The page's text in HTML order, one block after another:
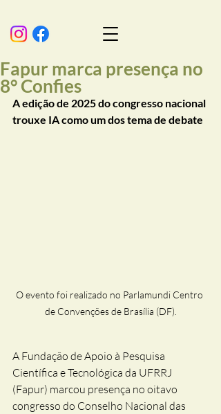
Fapur marca presença no
8° Confies
A edição de 2025 do congresso nacional
trouxe IA como um dos tema de debate
O evento foi realizado no Parlamundi Centro
de Convenções de Brasília (DF).
A Fundação de Apoio à Pesquisa
Científica e Tecnológica da UFRRJ
(Fapur) marcou presença no oitavo
congresso do Conselho Nacional das